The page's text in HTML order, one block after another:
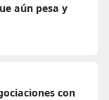
aún pesa y
con